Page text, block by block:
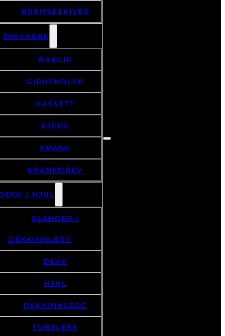
BREMSESKIVER
DRIVVERK
BAKGIR
GIRHENDLER
KASSETT
KJEDE
KRANK
KRANKDREV
/ HJUL
SLANGER /
DEKKINNLEGG
DEKK
HJUL
DEKKINNLEGG
TUBELESS